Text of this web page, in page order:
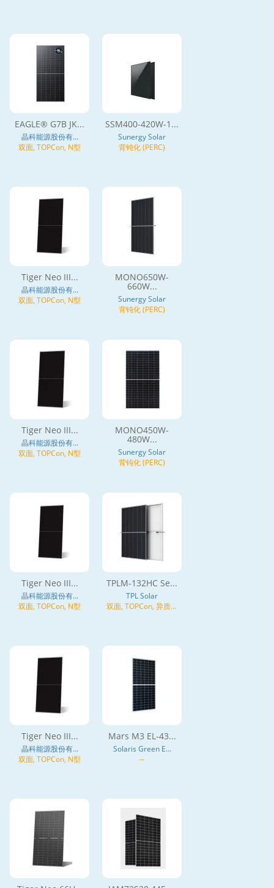
EAGLE® G7B JK...
晶科能源股份有...
双面, TOPCon, N型
SSM400-420W-1...
Sunergy Solar
背钝化 (PERC)
Tiger Neo III...
晶科能源股份有...
双面, TOPCon, N型
MONO650W-
660W...
Sunergy Solar
背钝化 (PERC)
Tiger Neo III...
晶科能源股份有...
双面, TOPCon, N型
MONO450W-
480W...
Sunergy Solar
背钝化 (PERC)
Tiger Neo III...
晶科能源股份有...
双面, TOPCon, N型
TPLM-132HC Se...
TPL Solar
双面, TOPCon, 异质结
Tiger Neo III...
晶科能源股份有...
双面, TOPCon, N型
Mars M3 EL-43...
Solaris Green E...
--